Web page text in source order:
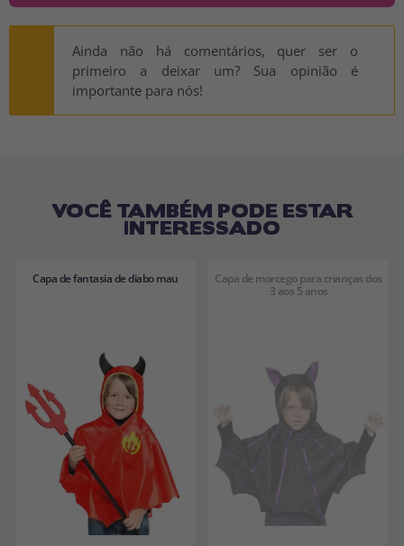
Ainda não há comentários, quer ser o
primeiro a deixar um? Sua opinião é
importante para nós!
VOCÊ TAMBÉM PODE ESTAR
INTERESSADO
Capa de fantasia de diabo mau
Capa de morcego para crianças dos
3 aos 5 anos